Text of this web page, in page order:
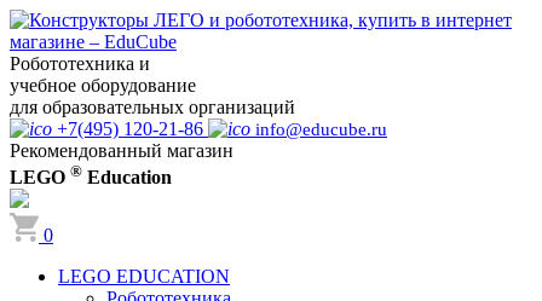
Робототехника и
учебное оборудование
для образовательных организаций
+7(495) 120-21-86
info@educube.ru
Рекомендованный магазин
LEGO ® Education
0
LEGO EDUCATION